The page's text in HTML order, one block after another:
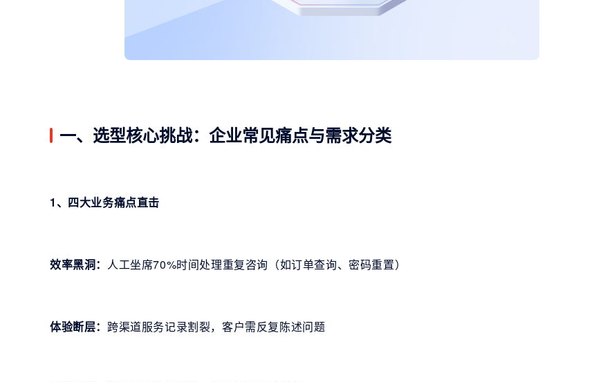
一、选型核心挑战：企业常见痛点与需求分类
1、四大业务痛点直击
效率黑洞： 人工坐席70%时间处理重复咨询（如订单查询、密码重置）
体验断层： 跨渠道服务记录割裂，客户需反复陈述问题